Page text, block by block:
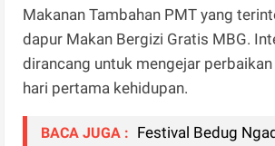
Makanan Tambahan PMT yang
dapur Makan Bergizi Gratis MBG.
dirancang untuk mengejar
hari pertama kehidupan.
BACA JUGA : Festival Bedug